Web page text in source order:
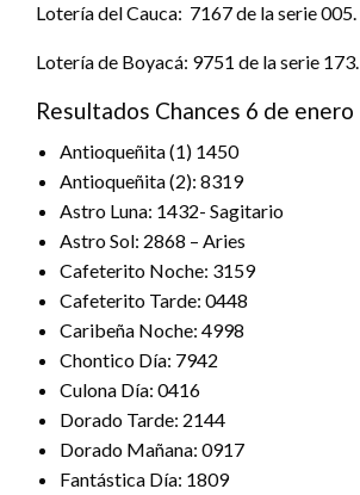
Lotería del Cauca: 7167 de la serie 005.
Lotería de Boyacá: 9751 de la serie 173.
Resultados Chances 6 de enero
Antioqueñita (1) 1450
Antioqueñita (2): 8319
Astro Luna: 1432- Sagitario
Astro Sol: 2868 – Aries
Cafeterito Noche: 3159
Cafeterito Tarde: 0448
Caribeña Noche: 4998
Chontico Día: 7942
Culona Día: 0416
Dorado Tarde: 2144
Dorado Mañana: 0917
Fantástica Día: 1809